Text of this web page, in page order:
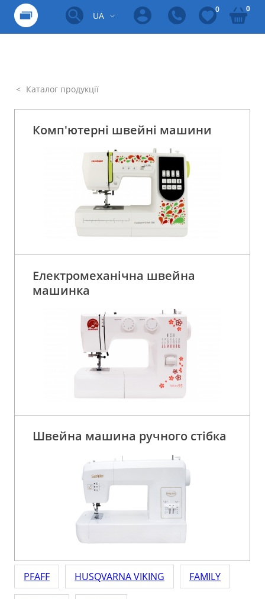
UA
0 0
Каталог продукції
Комп'ютерні швейні машини
Електромеханічна швейна
машинка
Швейна машина ручного стібка
PFAFF HUSQVARNA VIKING FAMILY